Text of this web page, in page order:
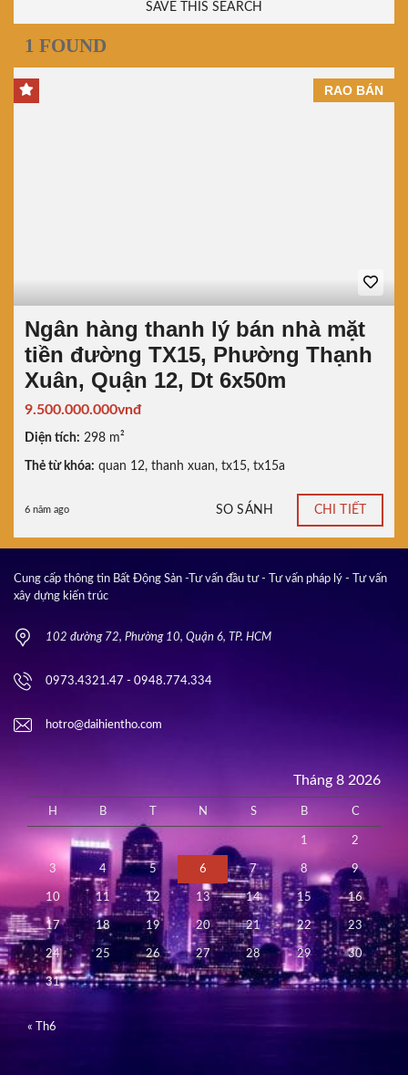
SAVE THIS SEARCH
1 FOUND
RAO BÁN
Ngân hàng thanh lý bán nhà mặt
tiền đường TX15, Phường Thạnh
Xuân, Quận 12, Dt 6x50m
9.500.000.000vnđ
Diện tích: 298 m²
Thẻ từ khóa: quan 12, thanh xuan, tx15, tx15a
6 năm ago SO SÁNH CHI TIẾT
Cung cấp thông tin Bất Động Sản -Tư vấn đầu tư - Tư vấn pháp lý - Tư vấn
xây dựng kiến trúc
102 đường 72, Phường 10, Quận 6, TP. HCM
0973.4321.47 - 0948.774.334
hotro@daihientho.com
Tháng 8 2026
H B N S B C
1 2
3 4 5 6 7 8 9
10 11 12 13 14 15 16
17 18 19 20 21 22 23
24 25 26 27 28 29 30
31
« Th6